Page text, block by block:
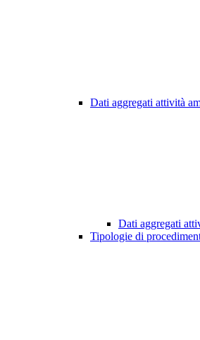
Dati aggregati attività
Dati aggregati
Tipologie di